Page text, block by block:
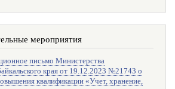
мероприятия
письмо Министерства
края от 19.12.2023 №21743 о
квалификации «Учет, хранение,